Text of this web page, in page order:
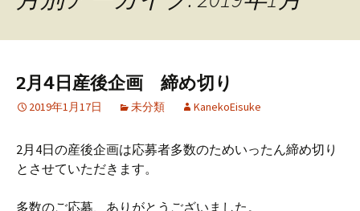
2月4日産後企画 締め切り
2019年1月17日 未分類 KanekoEisuke
2月4日の産後企画は応募者多数のためいったん締め切り
とさせていただきます。
多数のご応募、ありがとうございました。